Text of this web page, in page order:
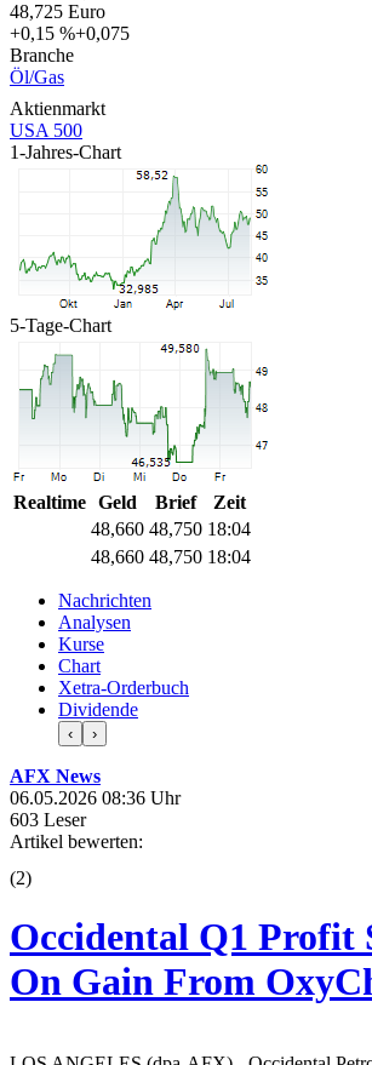
48,725 Euro
+0,15 %+0,075
Branche
Öl/Gas
Aktienmarkt
USA 500
1-Jahres-Chart
5-Tage-Chart
Realtime Geld Brief
Zeit
48,660 48,745 18:04
48,660 48,740 18:04
Nachrichten
Analysen
Kurse
Chart
Xetra-Orderbuch
Dividende
‹ ›
AFX News
06.05.2026 08:36 Uhr
603 Leser
Artikel bewerten:
(2)
Occidental Q1 Profit
On Gain From